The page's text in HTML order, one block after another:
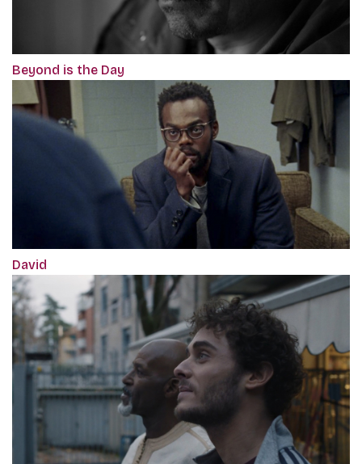
Beyond is the Day
David